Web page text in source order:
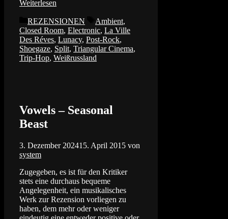
Weiterlesen
Kategorien
REZENSIONEN Schlagwörter
Ambient,
Closed Room, Electronic, La Ville
Des Réves, Lunacy, Post-Rock,
Shoegaze, Split, Triangular Cinema,
Trip-Hop, Weißrussland
Vowels – Seasonal
Beast
3. Dezember 202415. April 2015 von
system
Zugegeben, es ist für den Kritiker
stets eine durchaus bequeme
Angelegenheit, ein musikalisches
Werk zur Rezension vorliegen zu
haben, dem mehr oder weniger